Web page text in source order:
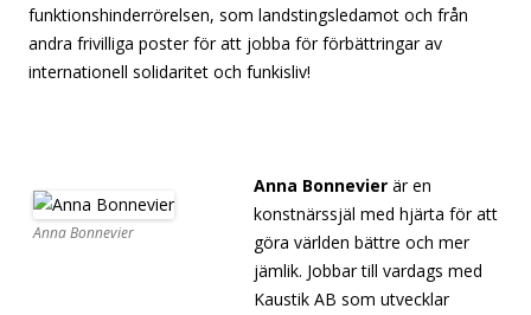
funktionshinderrörelsen, som landstingsledamot och från
andra frivilliga poster för att jobba för förbättringar av
internationell solidaritet och funkisliv!
Anna Bonnevier
Anna Bonnevier är en
konstnärssjäl med hjärta för att
göra världen bättre och mer
jämlik. Jobbar till vardags med
Kaustik AB som utvecklar